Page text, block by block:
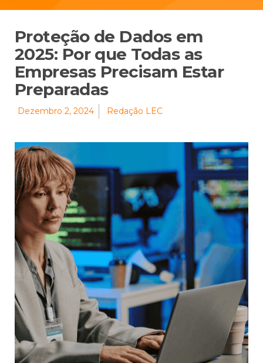
Proteção de Dados em
2025: Por que Todas as
Empresas Precisam Estar
Preparadas
Dezembro 2, 2024 Redação LEC